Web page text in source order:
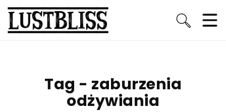
Tag - zaburzenia
odżywiania